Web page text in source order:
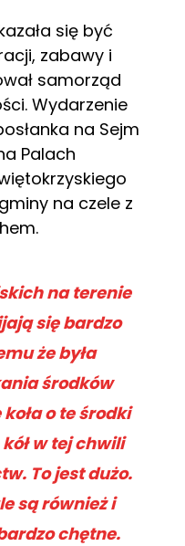
się być
zabawy i
samorząd
Wydarzenie
na Sejm
Palach
na czele z
na terenie
się bardzo
że była
środków
o te środki
w tej chwili
To jest dużo.
są również i
chętne.